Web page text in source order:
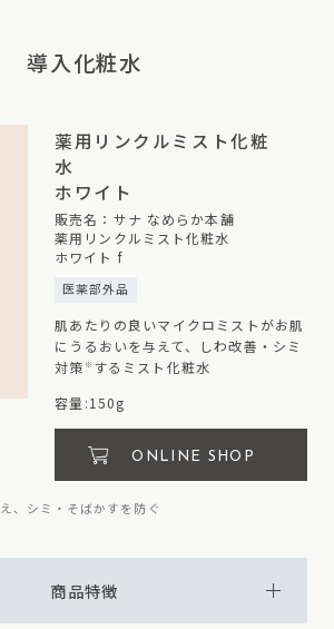
導入化粧水
薬用リンクルミスト化粧
水
ホワイト
販売名：サナ なめらか本舗
薬用リンクルミスト化粧水
ホワイト f
医薬部外品
肌あたりの良いマイクロミストがお肌
にうるおいを与えて、しわ改善・シミ
対策 ※ するミスト化粧水
容量:150g
ONLINE SHOP
、シミ・そばかすを防ぐ
商品特徴